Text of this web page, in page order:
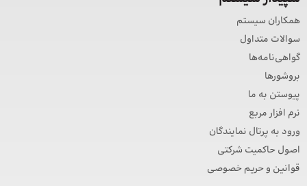
همکاران سیستم
سوالات متداول
گواهی‌نامه‌ها
بروشورها
پیوستن به ما
نرم افزار مربع
ورود به پرتال نمایندگان
اصول حاکمیت شرکتی
قوانین و حریم خصوصی